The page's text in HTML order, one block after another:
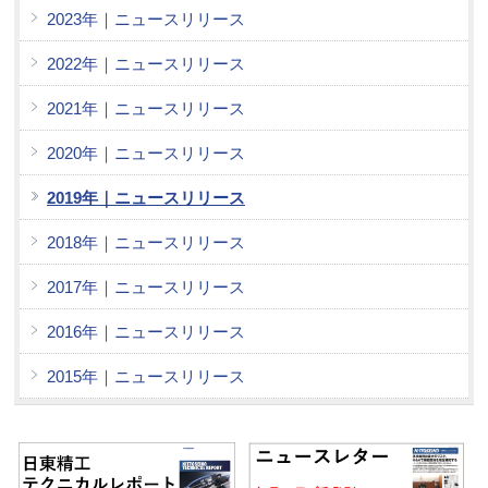
2023年｜ニュースリリース
2022年｜ニュースリリース
2021年｜ニュースリリース
2020年｜ニュースリリース
2019年｜ニュースリリース
2018年｜ニュースリリース
2017年｜ニュースリリース
2016年｜ニュースリリース
2015年｜ニュースリリース